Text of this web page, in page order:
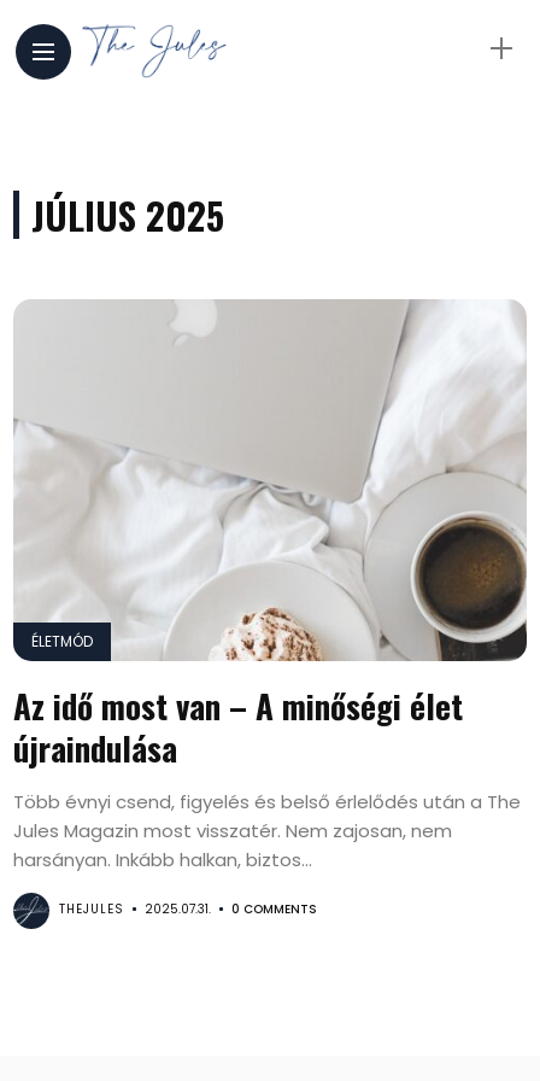
JÚLIUS 2025
ÉLETMÓD
Az idő most van – A minőségi élet
újraindulása
Több évnyi csend, figyelés és belső érlelődés után a The
Jules Magazin most visszatér. Nem zajosan, nem
harsányan. Inkább halkan, biztos...
THEJULES 2025.07.31. 0 COMMENTS